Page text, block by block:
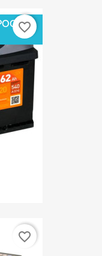
О
favorite_border
favorite_border